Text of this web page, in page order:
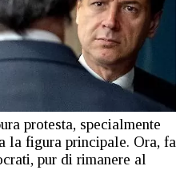
protesta, specialmente
la figura principale. Ora, fa
pur di rimanere al